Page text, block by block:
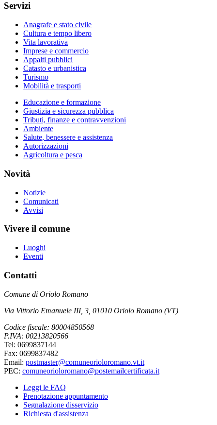
Servizi
Anagrafe e stato civile
Cultura e tempo libero
Vita lavorativa
Imprese e commercio
Appalti pubblici
Catasto e urbanistica
Turismo
Mobilità e trasporti
Educazione e formazione
Giustizia e sicurezza pubblica
Tributi, finanze e contravvenzioni
Ambiente
Salute, benessere e assistenza
Autorizzazioni
Agricoltura e pesca
Novità
Notizie
Comunicati
Avvisi
Vivere il comune
Luoghi
Eventi
Contatti
Comune di Oriolo Romano
Via Vittorio Emanuele III, 3, 01010 Oriolo Romano (VT)
Codice fiscale: 80004850568
P.IVA: 00213820566
Tel: 0699837144
Fax: 0699837482
Email: postmaster@comuneorioloromano.vt.it
PEC: comuneorioloromano@postemailcertificata.it
Leggi le FAQ
Prenotazione appuntamento
Segnalazione disservizio
Richiesta d'assistenza